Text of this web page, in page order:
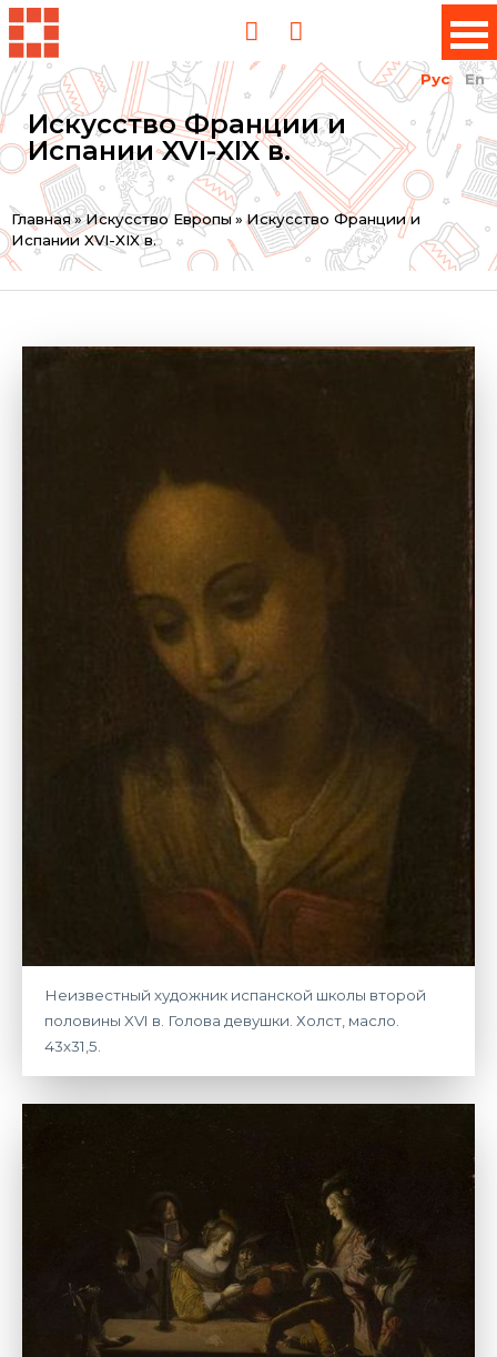
Рус En
Искусство Франции и
Испании XVI-XIX в.
Вы
здесь
Главная»Искусство Европы» Искусство Франции и
Испании XVI-XIX в.
Неизвестный художник испанской школы второй
половины XVI в. Голова девушки. Холст, масло.
43х31,5.